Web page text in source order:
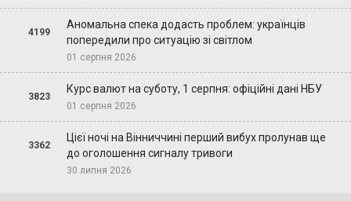
4199
Аномальна спека додасть проблем: українців
попередили про ситуацію зі світлом
01 серпня 2026
3823
Курс валют на суботу, 1 серпня: офіційні дані НБУ
01 серпня 2026
3362
Цієї ночі на Вінниччині перший вибух пролунав ще
до оголошення сигналу тривоги
30 липня 2026